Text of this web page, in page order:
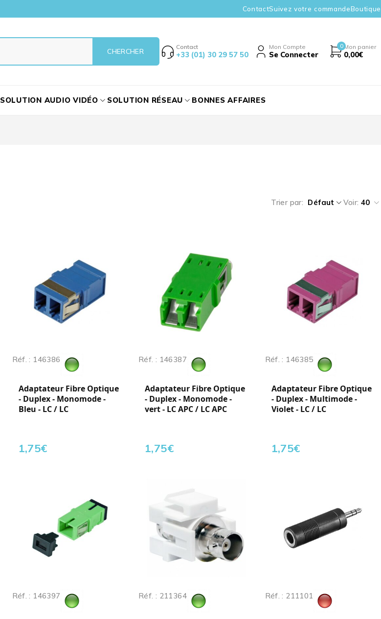
ContactSuivez votre commandeBoutique
Contact
+33 (01) 30 29 57 50
Mon Compte
Se Connecter
0 Mon panier
0,00€
SOLUTION AUDIO VIDÉO SOLUTION RÉSEAU BONNES AFFAIRES
Trier par Défaut Voir: 40
Réf. : 146386
Adaptateur Fibre Optique
- Duplex - Monomode -
Bleu - LC / LC
1,75€
Réf. : 146387
Adaptateur Fibre Optique
- Duplex - Monomode -
vert - LC APC / LC APC
1,75€
Réf. : 146385
Adaptateur Fibre Optique
- Duplex - Multimode -
Violet - LC / LC
1,75€
Réf. : 146397 Réf. : 211364 Réf. : 211101